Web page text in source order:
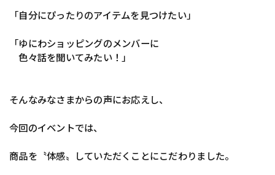
「自分にぴったりのアイテムを見つけたい」
「ゆにわショッピングのメンバーに
色々話を聞いてみたい！」
そんなみなさまからの声にお応えし、
今回のイベントでは、
商品を〝体感〟していただくことにこだわりました。